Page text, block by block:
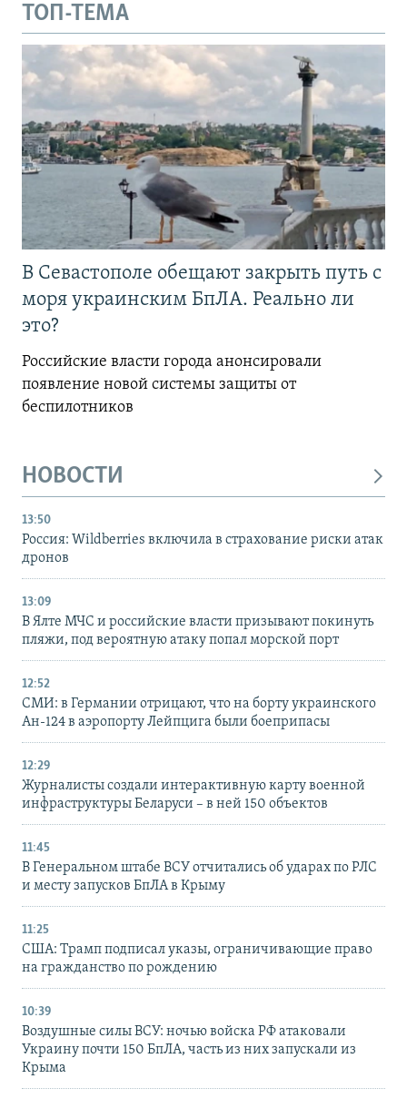
ТОП-ТЕМА
В Севастополе обещают закрыть путь с
моря украинским БпЛА. Реально ли
это?
Российские власти города анонсировали
появление новой системы защиты от
беспилотников
НОВОСТИ
13:50
Россия: Wildberries включила в страхование риски атак
дронов
13:09
В Ялте МЧС и российские власти призывают покинуть
пляжи, под вероятную атаку попал морской порт
12:52
СМИ: в Германии отрицают, что на борту украинского
Ан-124 в аэропорту Лейпцига были боеприпасы
12:29
Журналисты создали интерактивную карту военной
инфраструктуры Беларуси – в ней 150 объектов
11:45
В Генеральном штабе ВСУ отчитались об ударах по РЛС
и месту запусков БпЛА в Крыму
11:25
США: Трамп подписал указы, ограничивающие право
на гражданство по рождению
10:39
Воздушные силы ВСУ: ночью войска РФ атаковали
Украину почти 150 БпЛА, часть из них запускали из
Крыма